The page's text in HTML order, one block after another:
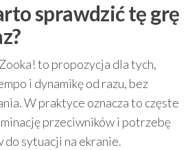
sprawdzić tę grę
to propozycja dla tych,
i dynamikę od razu, bez
W praktyce oznacza to częste
przeciwników i potrzebę
do sytuacji na ekranie.